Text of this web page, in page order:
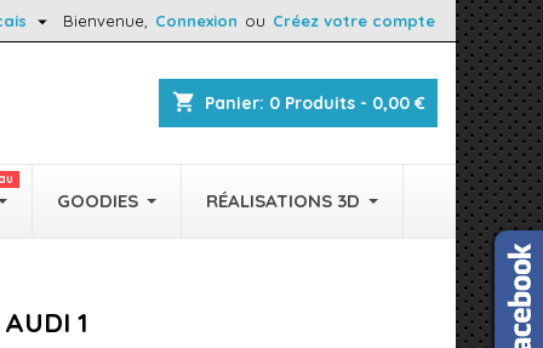
Bienvenue, Connexion ou Créez votre compte

shopping_cart Panier: 0 Produits - 0,00 €
GOODIES RÉALISATIONS 3D
1